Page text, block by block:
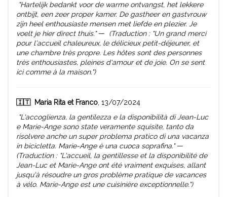
"Hartelijk bedankt voor de warme ontvangst, het lekkere
ontbijt, een zeer proper kamer. De gastheer en gastvrouw
zijn heel enthousiaste mensen met liefde en plezier. Je
voelt je hier direct thuis."— (Traduction : "Un grand merci
pour l'accueil chaleureux, le délicieux petit-déjeuner, et
une chambre très propre. Les hôtes sont des personnes
très enthousiastes, pleines d'amour et de joie. On se sent
ici comme à la maison.")
🇮🇹 Maria Rita et Franco, 13/07/2024
"L'accoglienza, la gentilezza e la disponibilità di Jean-Luc
e Marie-Ange sono state veramente squisite, tanto da
risolvere anche un super problema pratico di una vacanza
in bicicletta. Marie-Ange è una cuoca soprafina."—
(Traduction : "L'accueil, la gentillesse et la disponibilité de
Jean-Luc et Marie-Ange ont été vraiment exquises, allant
jusqu'à résoudre un gros problème pratique de vacances
à vélo. Marie-Ange est une cuisinière exceptionnelle.")